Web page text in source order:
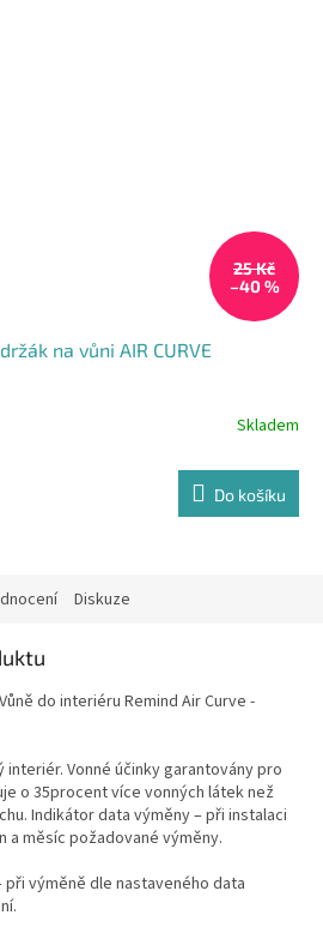
25 Kč
–40 %
na vůni AIR CURVE
Skladem
Do košíku
Diskuze
do interiéru Remind Air Curve -
interiér. Vonné účinky garantovány pro
o 35procent více vonných látek než
Indikátor data výměny – při instalaci
měsíc požadované výměny.
výměně dle nastaveného data